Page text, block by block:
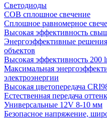
Светодиоды
COB сплошное свечение
Сплошное равномерное
Высокая эффективность
Энергоэффективные
объектов
Высокая эффективность 200
Максимальная
электроэнергии
Высокая цветопередача
Естественная передача
Универсальные 12V 8-10 мм
Безопасное напряжение,